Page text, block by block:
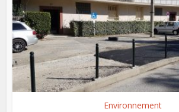
Environnement